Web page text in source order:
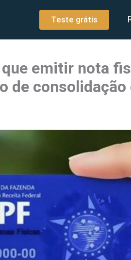
Teste grátis
emitir nota
de consolidação